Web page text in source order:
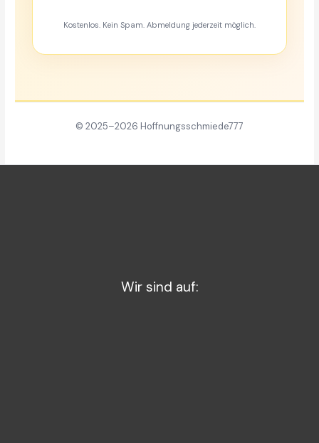
Kostenlos. Kein Spam. Abmeldung jederzeit möglich.
© 2025–2026 Hoffnungsschmiede777
Wir sind auf: